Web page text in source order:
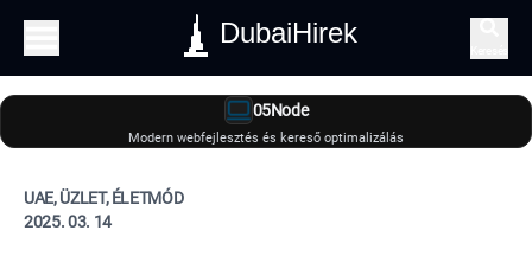
DubaiHirek
05Node
Modern webfejlesztés és kereső optimalizálás
UAE, ÜZLET, ÉLETMÓD
2025. 03. 14